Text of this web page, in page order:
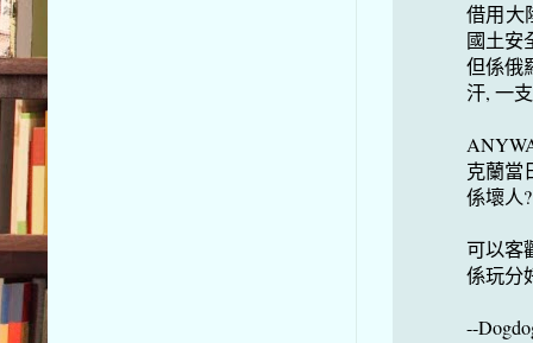
借用大
國土安
但係俄
汗, 一
克蘭當
係壞人?
可以客
係玩分
--